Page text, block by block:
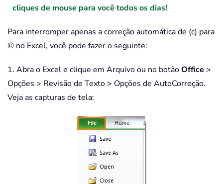
cliques de mouse para você todos os dias!
Para interromper apenas a correção automática de (c) para
© no Excel, você pode fazer o seguinte:
1. Abra o Excel e clique em Arquivo ou no botãoOffice >
Opções > Revisão de Texto > Opções de AutoCorreção.
Veja as capturas de tela: